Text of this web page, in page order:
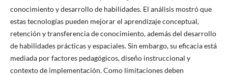
conocimiento y desarrollo de habilidades. El análisis mostró que
estas tecnologías pueden mejorar el aprendizaje conceptual,
retención y transferencia de conocimiento, además del desarrollo
de habilidades prácticas y espaciales. Sin embargo, su eficacia está
mediada por factores pedagógicos, diseño instruccional y
contexto de implementación. Como limitaciones deben